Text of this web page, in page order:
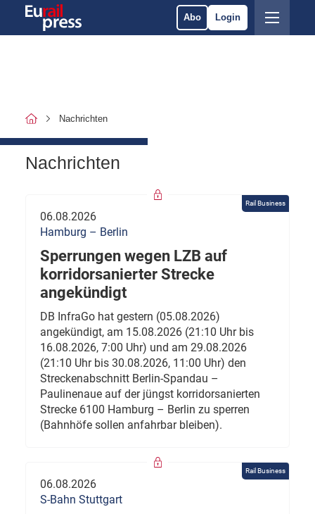
Abo Login
Nachrichten
Nachrichten
Rail Business
06.08.2026
Hamburg – Berlin
Sperrungen wegen LZB auf
korridorsanierter Strecke
angekündigt
DB InfraGo hat gestern (05.08.2026)
angekündigt, am 15.08.2026 (21:10 Uhr bis
16.08.2026, 7:00 Uhr) und am 29.08.2026
(21:10 Uhr bis 30.08.2026, 11:00 Uhr) den
Streckenabschnitt Berlin-Spandau –
Paulinenaue auf der jüngst korridorsanierten
Strecke 6100 Hamburg – Berlin zu sperren
(Bahnhöfe sollen anfahrbar bleiben).
Rail Business
06.08.2026
S-Bahn Stuttgart